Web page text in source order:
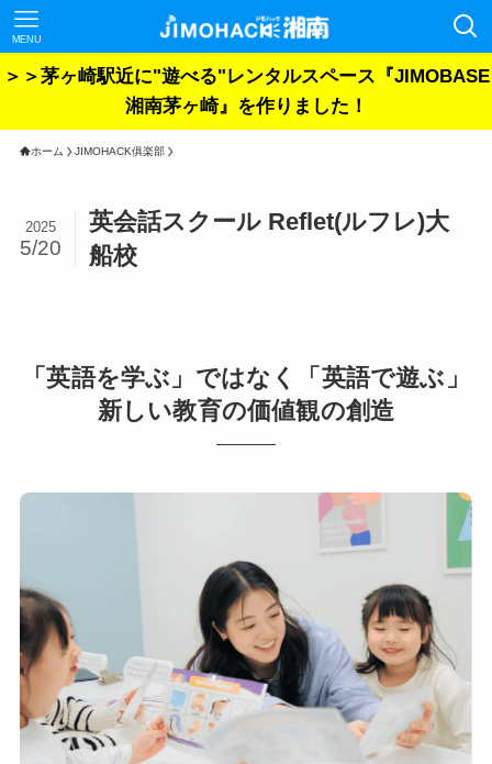
MENU
＞＞茅ヶ崎駅近に"遊べる"レンタルスペース『JIMOBASE
湘南茅ヶ崎』を作りました！
ホーム JIMOHACK俱楽部
英会話スクール Reflet(ルフレ)大
船校
2025
5/20
「英語を学ぶ」ではなく「英語で遊ぶ」
新しい教育の価値観の創造